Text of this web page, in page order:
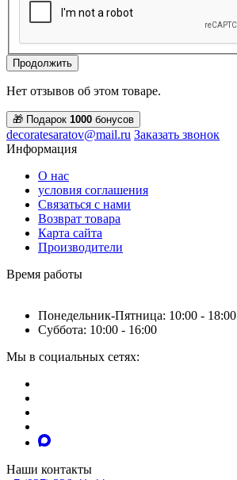
Продолжить
Нет отзывов об этом товаре.
🎁 Подарок 1000 бонусов
decoratesaratov@mail.ru Заказать звонок
Информация
О нас
условия соглашения
Связаться с нами
Возврат товара
Карта сайта
Производители
Время работы
Понедельник-Пятница: 10:00 - 18:00
Суббота: 10:00 - 16:00
Мы в социальных сетях:
Наши контакты